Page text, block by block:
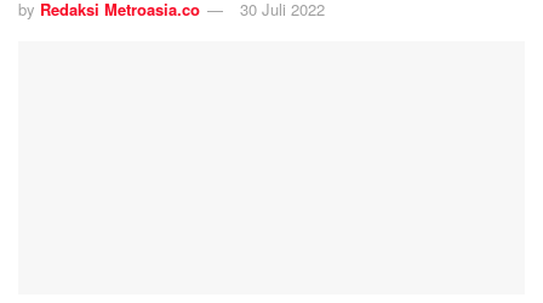
by Redaksi Metroasia.co 30 Juli 2022